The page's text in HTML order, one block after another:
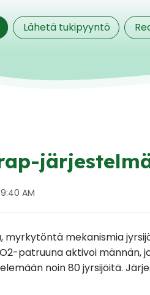
Lähetä tukipyyntö
AM
mekanismia
patruuna aktivoi männän,
noin 80 jyrsijöitä.